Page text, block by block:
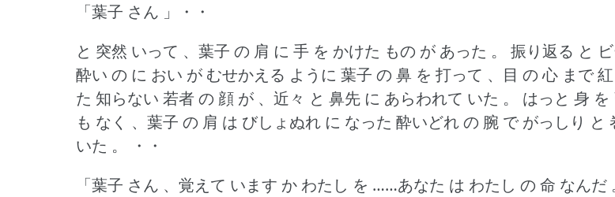
「葉子 さん 」・・
と 突然 いって 、葉子 の 肩 に 手 を かけた もの が あった 。
振り返る と
酔い の に おい が むせかえる ように 葉子 の 鼻 を 打って 、目 の 心 まで
た 知らない 若者 の 顔 が 、近々 と 鼻先 に あらわれて いた 。
はっと 身 を
も なく 、葉子 の 肩 は びしょぬれ に なった 酔いどれ の 腕 で がっしり と
いた 。
・・
「葉子 さん 、覚えて います か わたし を ……あなた は わたし の 命 なんだ